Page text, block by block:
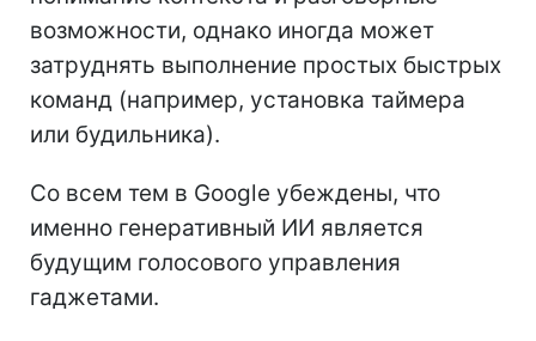
возможности, однако иногда может
затруднять выполнение простых быстрых
команд (например, установка таймера
или будильника).
Со всем тем в Google убеждены, что
именно генеративный ИИ является
будущим голосового управления
гаджетами.